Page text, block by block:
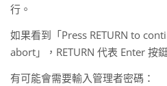
行。
如果看到「Press RETURN to
abort」，RETURN 代表 Enter 按
有可能會需要輸入管理者密碼：